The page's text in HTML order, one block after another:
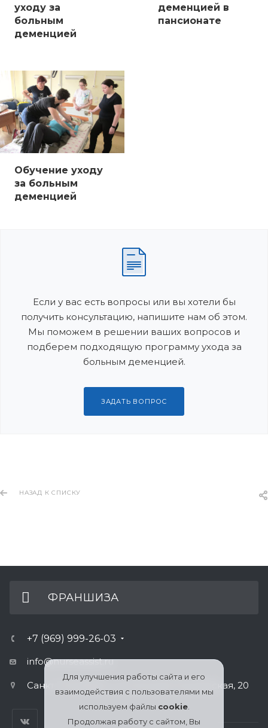
уходу за
больным
деменцией
деменцией в
пансионате
Обучение уходу
за больным
деменцией
Если у вас есть вопросы или вы хотели бы
получить консультацию, напишите нам об этом.
Мы поможем в решении ваших вопросов и
подберем подходящую программу ухода за
больным деменцией.
ЗАДАТЬ ВОПРОС
НАЗАД К СПИСКУ
ФРАНШИЗА
+7 (969) 999-26-03
info@nurseassist.ru
Санкт-Петербург, ул. Большая Пушкарская, 20
Для улучшения работы сайта и его
взаимодействия с пользователями мы
используем файлы cookie.
Продолжая работу с сайтом, Вы